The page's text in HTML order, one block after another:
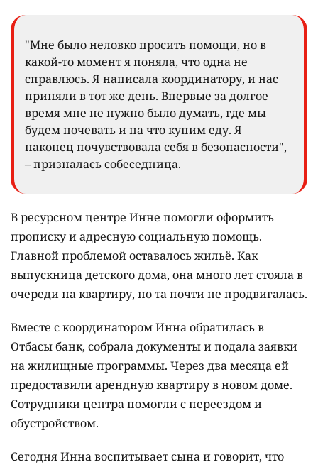
"Мне было неловко просить помощи, но в
какой-то момент я поняла, что одна не
справлюсь. Я написала координатору, и нас
приняли в тот же день. Впервые за долгое
время мне не нужно было думать, где мы
будем ночевать и на что купим еду. Я
наконец почувствовала себя в безопасности",
– призналась собеседница.
В ресурсном центре Инне помогли оформить
прописку и адресную социальную помощь.
Главной проблемой оставалось жильё. Как
выпускница детского дома, она много лет стояла в
очереди на квартиру, но та почти не продвигалась.
Вместе с координатором Инна обратилась в
Отбасы банк, собрала документы и подала заявки
на жилищные программы. Через два месяца ей
предоставили арендную квартиру в новом доме.
Сотрудники центра помогли с переездом и
обустройством.
Сегодня Инна воспитывает сына и говорит, что